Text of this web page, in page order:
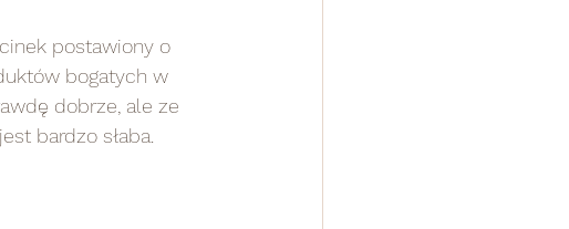
postawiony o
bogatych w
dobrze, ale ze
bardzo słaba.